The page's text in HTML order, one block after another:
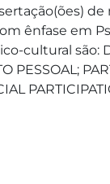
de
ênfase em
cultural são:
PESSOAL;